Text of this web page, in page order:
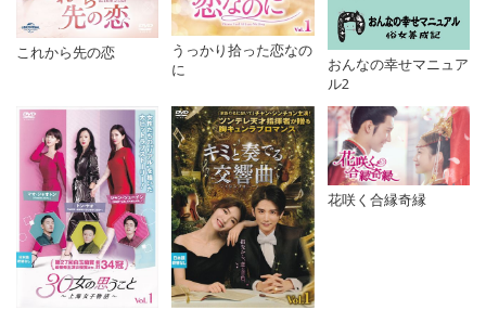
これから先の恋
うっかり拾った恋なの
に
おんなの幸せマニュア
ル2
花咲く合縁奇縁